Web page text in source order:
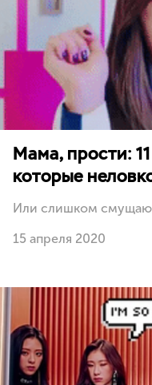
Мама, прости:
которые
Или слишком
15 апреля 2020